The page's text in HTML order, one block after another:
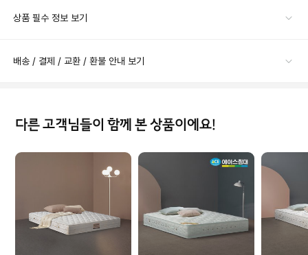
상품 필수 정보 보기
배송 / 결제 / 교환 / 환불 안내 보기
다른 고객님들이 함께 본 상품이에요!